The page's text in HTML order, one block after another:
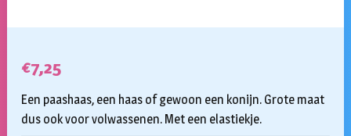
€7,25
Een paashaas, een haas of gewoon een konijn. Grote maat
dus ook voor volwassenen. Met een elastiekje.